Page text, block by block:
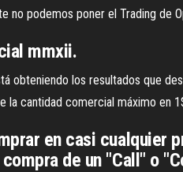
no podemos poner el Trading de
mmxii.
obteniendo los resultados que
la cantidad comercial máximo en
en casi cualquier
de un "Call" o